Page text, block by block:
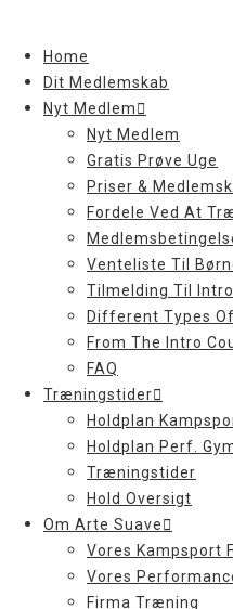
contentHome
Dit Medlemskab
Nyt Medlem
Nyt Medlem
Gratis Prøve Uge
Priser &
Fordele Ved At
Venteliste Til
Tilmelding Til
Different Types
From The Intro
FAQ
Træningstider
Holdplan
Holdplan Perf.
Træningstider
Hold Oversigt
Om Arte Suave
Vores Kampsport
Vores
Firma Træning